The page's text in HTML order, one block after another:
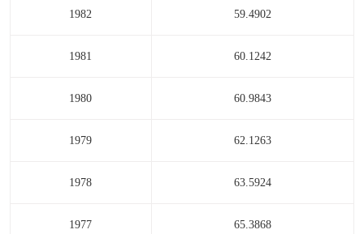
1982 59.4902
1981 60.1242
1980 60.9843
1979 62.1263
1978 63.5924
1977 65.3868